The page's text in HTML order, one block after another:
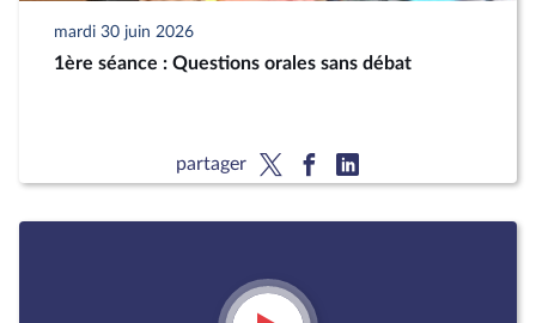
mardi 30 juin 2026
1ère séance : Questions orales sans débat
partager